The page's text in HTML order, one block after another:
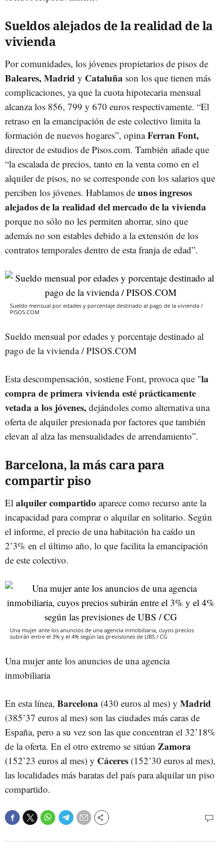
Sueldos alejados de la realidad de la
vivienda
Por comunidades, los jóvenes propietarios de pisos de
Baleares, Madrid y Cataluña son los que tienen más
complicaciones, ya que la cuota hipotecaria mensual
alcanza los 856, 799 y 670 euros respectivamente. “El
retraso en la emancipación de este colectivo limita la
formación de nuevos hogares”, opinaFerran Font,
director de estudios de Pisos.com. También añade que
“la escalada de precios, tanto en la venta como en el
alquiler de pisos, no se corresponde con los salarios que
perciben los jóvenes. Hablamos de unos ingresos
alejados de la realidad del mercado de la vivienda
porque no sólo no les permiten ahorrar, sino que
además no son estables debido a la extensión de los
contratos temporales dentro de esta franja de edad”.
Sueldo mensual por edades y porcentaje destinado al pago de la vivienda /
PISOS.COM
Sueldo mensual por edades y porcentaje destinado al
pago de la vivienda / PISOS.COM
Esta descompensación, sostiene Font, provoca que "la
compra de primera vivienda esté prácticamente
vetada a los jóvenes, dejándoles como alternativa una
oferta de alquiler presionada por factores que también
elevan al alza las mensualidades de arrendamiento”.
Barcelona, la más cara para
compartir piso
El alquiler compartido aparece como recurso ante la
incapacidad para comprar o alquilar en solitario. Según
el informe, el precio de una habitación ha caído un
2’3% en el último año, lo que facilita la emancipación
de este colectivo.
Una mujer ante los anuncios de una agencia inmobiliaria, cuyos precios
subirán entre el 3% y el 4% según las previsiones de UBS / CG
Una mujer ante los anuncios de una agencia
inmobiliaria
En esta línea, Barcelona (430 euros al mes) y Madrid
(385’37 euros al mes) son las ciudades más caras de
España, pero a su vez son las que concentran el 32’18%
de la oferta. En el otro extremo se sitúan Zamora
(152’23 euros al mes) y Cáceres (152’30 euros al mes),
las localidades más baratas del país para alquilar un piso
compartido.